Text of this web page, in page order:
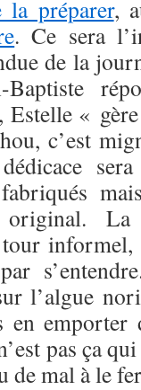
la préparer,
. Ce sera
de la
Baptiste
Estelle «
c’est
La
informel,
l’algue
en emporter
pas ça
de mal à le